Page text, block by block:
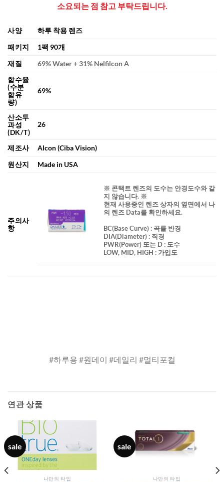
소요되는 점 참고 부탁드립니다.
사양
하루 착용 렌즈
패키지
1팩 90개
재질
69% Water + 31% Nelfilcon A
함수율
(수분
함유
량)
69%
산소투
과성
(DK/T)
26
제조사
Alcon (Ciba Vision)
원산지
Made in USA
주의사
항
※ 콘택트 렌즈의 도수는 안경도수와 같
지 않습니다. ※
현재 사용중인 렌즈 상자의 옆면에서 나
의 렌즈 Data를 확인하세요.
BC(Base Curve): 곡률 반경
DIA(Diameter) : 직경
PWR(Power) 또는 D : 도수
LOW, MID, HIGH : 가입도
#하루용 #원데이 #데일리 #멀티포컬
연관 상품
sale
나만의 타입
sale
나만의 타입